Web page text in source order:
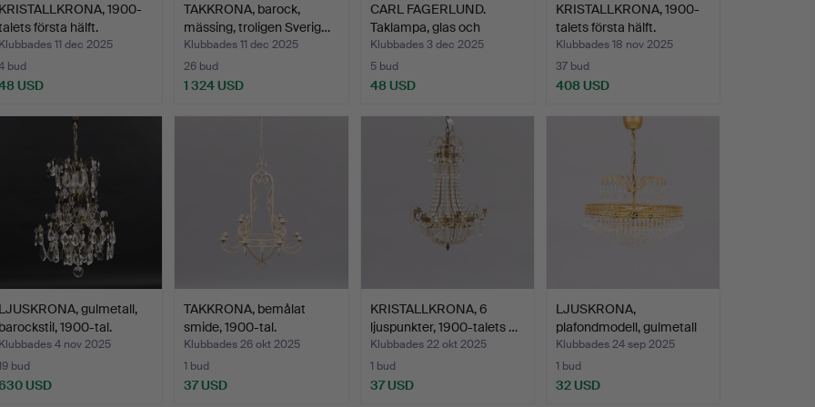
KRISTALLKRONA, 1900-
första hälft.
Klubbades 11 dec 2025
bud
USD
TAKKRONA, barock,
mässing, troligen Sverig…
Klubbades 11 dec 2025
26 bud
1 324 USD
CARL FAGERLUND.
Taklampa, glas och
mässing…
Klubbades 3 dec 2025
5 bud
48 USD
KRISTALLKRONA, 1900-
talets första hälft.
Klubbades 18 nov 2025
37 bud
408 USD
LJUSKRONA, gulmetall,
barockstil, 1900-tal.
Klubbades 4 nov 2025
bud
USD
TAKKRONA, bemålat
smide, 1900-tal.
Klubbades 26 okt 2025
1 bud
37 USD
KRISTALLKRONA, 6
ljuspunkter, 1900-talets …
Klubbades 22 okt 2025
1 bud
37 USD
LJUSKRONA,
plafondmodell, gulmetall
och gl…
Klubbades 24 sep 2025
1 bud
32 USD